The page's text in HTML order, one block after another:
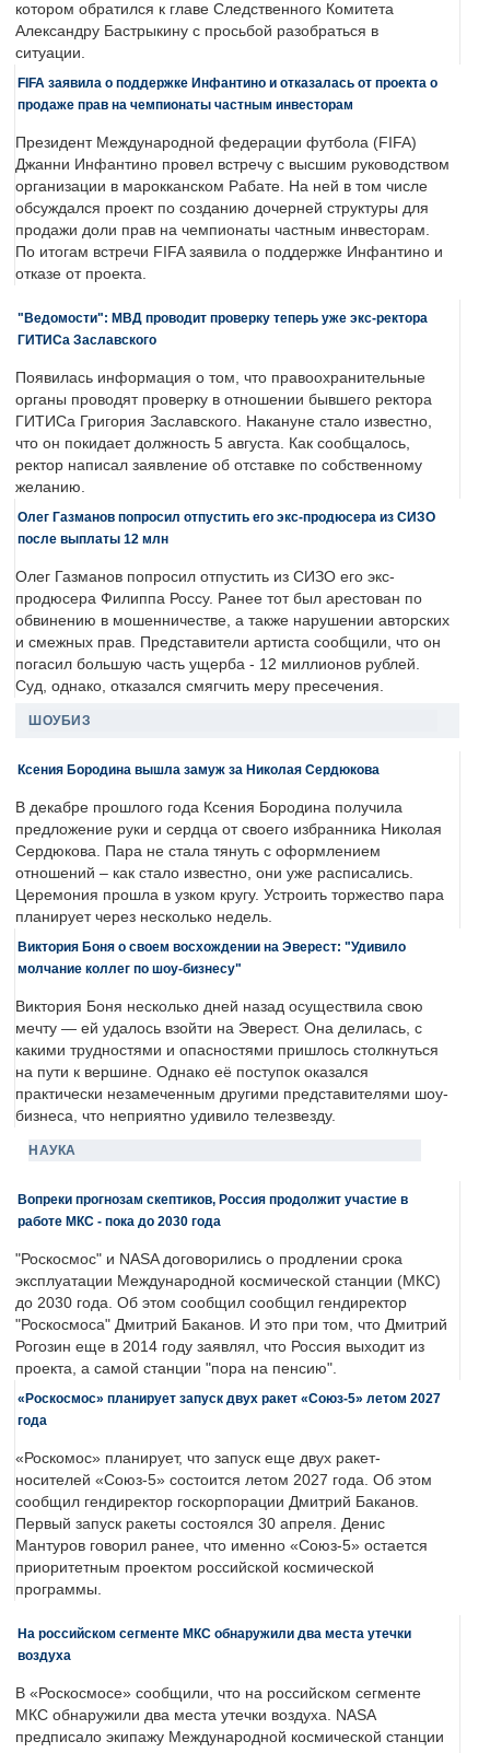
котором обратился к главе Следственного Комитета
Александру Бастрыкину с просьбой разобраться в
ситуации.
FIFA заявила о поддержке Инфантино и отказалась от проекта о
продаже прав на чемпионаты частным инвесторам
Президент Международной федерации футбола (FIFA)
Джанни Инфантино провел встречу с высшим руководством
организации в марокканском Рабате. На ней в том числе
обсуждался проект по созданию дочерней структуры для
продажи доли прав на чемпионаты частным инвесторам.
По итогам встречи FIFA заявила о поддержке Инфантино и
отказе от проекта.
"Ведомости": МВД проводит проверку теперь уже экс-ректора
ГИТИСа Заславского
Появилась информация о том, что правоохранительные
органы проводят проверку в отношении бывшего ректора
ГИТИСа Григория Заславского. Накануне стало известно,
что он покидает должность 5 августа. Как сообщалось,
ректор написал заявление об отставке по собственному
желанию.
Олег Газманов попросил отпустить его экс-продюсера из СИЗО
после выплаты 12 млн
Олег Газманов попросил отпустить из СИЗО его экс-
продюсера Филиппа Россу. Ранее тот был арестован по
обвинению в мошенничестве, а также нарушении авторских
и смежных прав. Представители артиста сообщили, что он
погасил большую часть ущерба - 12 миллионов рублей.
Суд, однако, отказался смягчить меру пресечения.
ШОУБИЗ
Ксения Бородина вышла замуж за Николая Сердюкова
В декабре прошлого года Ксения Бородина получила
предложение руки и сердца от своего избранника Николая
Сердюкова. Пара не стала тянуть с оформлением
отношений – как стало известно, они уже расписались.
Церемония прошла в узком кругу. Устроить торжество пара
планирует через несколько недель.
Виктория Боня о своем восхождении на Эверест: "Удивило
молчание коллег по шоу-бизнесу"
Виктория Боня несколько дней назад осуществила свою
мечту — ей удалось взойти на Эверест. Она делилась, с
какими трудностями и опасностями пришлось столкнуться
на пути к вершине. Однако её поступок оказался
практически незамеченным другими представителями шоу-
бизнеса, что неприятно удивило телезвезду.
НАУКА
Вопреки прогнозам скептиков, Россия продолжит участие в
работе МКС - пока до 2030 года
"Роскосмос" и NASA договорились о продлении срока
эксплуатации Международной космической станции (МКС)
до 2030 года. Об этом сообщил сообщил гендиректор
"Роскосмоса" Дмитрий Баканов. И это при том, что Дмитрий
Рогозин еще в 2014 году заявлял, что Россия выходит из
проекта, а самой станции "пора на пенсию".
«Роскосмос» планирует запуск двух ракет «Союз-5» летом 2027
года
«Роскомос» планирует, что запуск еще двух ракет-
носителей «Союз-5» состоится летом 2027 года. Об этом
сообщил гендиректор госкорпорации Дмитрий Баканов.
Первый запуск ракеты состоялся 30 апреля. Денис
Мантуров говорил ранее, что именно «Союз-5» остается
приоритетным проектом российской космической
программы.
На российском сегменте МКС обнаружили два места утечки
воздуха
В «Роскосмосе» сообщили, что на российском сегменте
МКС обнаружили два места утечки воздуха. NASA
предписало экипажу Международной космической станции